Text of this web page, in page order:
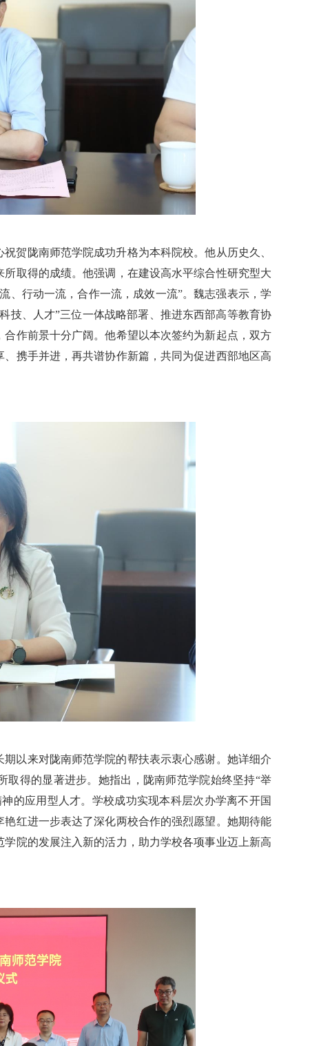
贺陇南师范学院成功升格为本科院校。他从历史久、
取得的成绩。他强调，在建设高水平综合性研究型大
、行动一流，合作一流，成效一流”。魏志强表示，学
技、人才”三位一体战略部署、推进东西部高等教育协
作前景十分广阔。他希望以本次签约为新起点，双方
携手并进，再共谱协作新篇，共同为促进西部地区高
以来对陇南师范学院的帮扶表示衷心感谢。她详细介
得的显著进步。她指出，陇南师范学院始终坚持“举
的应用型人才。学校成功实现本科层次办学离不开国
红进一步表达了深化两校合作的强烈愿望。她期待能
院的发展注入新的活力，助力学校各项事业迈上新高